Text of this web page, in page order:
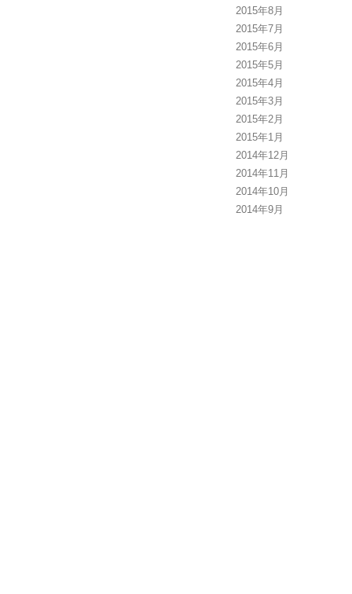
2015年8月
2015年7月
2015年6月
2015年5月
2015年4月
2015年3月
2015年2月
2015年1月
2014年12月
2014年11月
2014年10月
2014年9月